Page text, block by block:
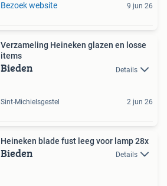
Bezoek website 9 jun 26
Verzameling Heineken glazen en losse
items
Bieden Details
Sint-Michielsgestel 2 jun 26
Heineken blade fust leeg voor lamp 28x
Bieden Details